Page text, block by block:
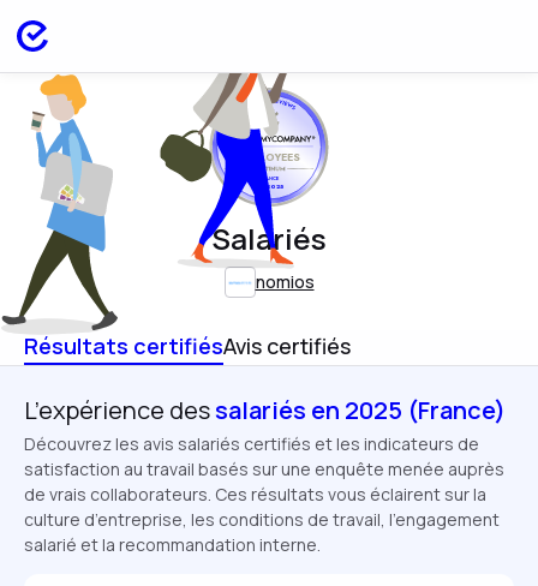
EMPLOYEES
FRANCE
APR 2025
Salariés
nomios
Résultats certifiésAvis certifiés
L’expérience dessalariés en 2025 (France)
Découvrez les avis salariés certifiés et les indicateurs de
satisfaction au travail basés sur une enquête menée auprès
de vrais collaborateurs. Ces résultats vous éclairent sur la
culture d’entreprise, les conditions de travail, l’engagement
salarié et la recommandation interne.